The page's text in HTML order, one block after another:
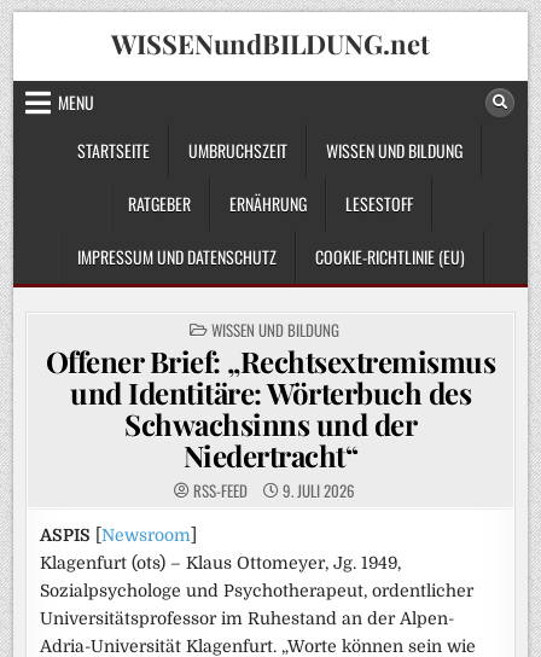
Skip
to
content
WISSENundBILDUNG.net
MENU
STARTSEITE
UMBRUCHSZEIT WISSEN UND BILDUNG
RATGEBER ERNÄHRUNG LESESTOFF
IMPRESSUM UND DATENSCHUTZ COOKIE-RICHTLINIE (EU)
POSTED
IN
WISSEN UND BILDUNG
Offener Brief: „Rechtsextremismus
und Identitäre: Wörterbuch des
Schwachsinns und der
Niedertracht“
RSS-FEED 9. JULI 2026
ASPIS [Newsroom
Klagenfurt (ots) – Klaus Ottomeyer, Jg. 1949,
Sozialpsychologe und Psychotherapeut, ordentlicher
Universitätsprofessor im Ruhestand an der Alpen-
Adria-Universität Klagenfurt. „Worte können sein wie